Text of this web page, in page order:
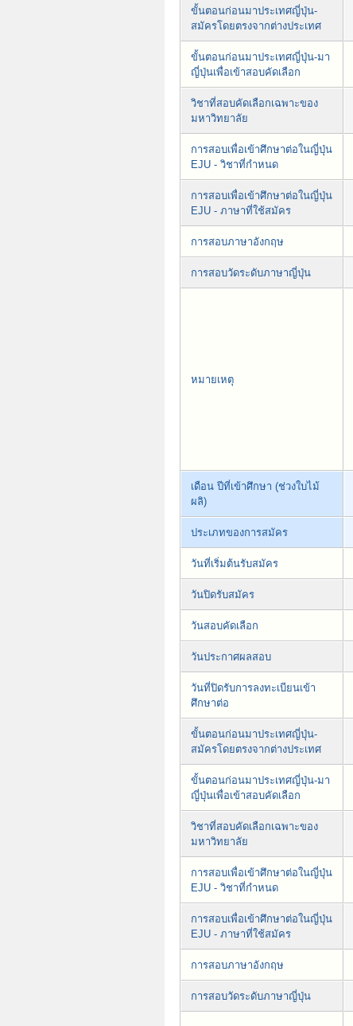
ขั้นตอนก่อนมาประเทศญี่ปุ่น-
สมัครโดยตรงจากต่างประเทศ
ขั้นตอนก่อนมาประเทศญี่ปุ่น-มา
ญี่ปุ่นเพื่อเข้าสอบคัดเลือก
วิชาที่สอบคัดเลือกเฉพาะของ
มหาวิทยาลัย
การสอบเพื่อเข้าศึกษาต่อในญี่ปุ่น
EJU - วิชาที่กำหนด
การสอบเพื่อเข้าศึกษาต่อในญี่ปุ่น
EJU - ภาษาที่ใช้สมัคร
การสอบภาษาอังกฤษ
การสอบวัดระดับภาษาญี่ปุ่น
หมายเหตุ
เดือน ปีที่เข้าศึกษา (ช่วงใบไม้
ผลิ)
ประเภทของการสมัคร
วันที่เริ่มต้นรับสมัคร
วันปิดรับสมัคร
วันสอบคัดเลือก
วันประกาศผลสอบ
วันที่ปิดรับการลงทะเบียนเข้า
ศึกษาต่อ
ขั้นตอนก่อนมาประเทศญี่ปุ่น-
สมัครโดยตรงจากต่างประเทศ
ขั้นตอนก่อนมาประเทศญี่ปุ่น-มา
ญี่ปุ่นเพื่อเข้าสอบคัดเลือก
วิชาที่สอบคัดเลือกเฉพาะของ
มหาวิทยาลัย
การสอบเพื่อเข้าศึกษาต่อในญี่ปุ่น
EJU - วิชาที่กำหนด
การสอบเพื่อเข้าศึกษาต่อในญี่ปุ่น
EJU - ภาษาที่ใช้สมัคร
การสอบภาษาอังกฤษ
การสอบวัดระดับภาษาญี่ปุ่น